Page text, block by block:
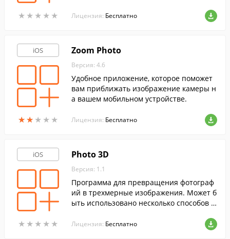
★ ★ ★ ★ ★
★ ★ ★ ★ ★ Лицензия: Бесплатно
iOS
★★ ★ ★ ★
★★ ★ ★ ★
Zoom Photo
Версия: 4.6
Удобное приложение, которое поможет
вам приближать изображение камеры н
а вашем мобильном устройстве.
Лицензия: Бесплатно
iOS
★ ★ ★ ★ ★
★ ★ ★ ★ ★
Photo 3D
Версия: 1.1
Программа для превращения фотограф
ий в трехмерные изображения. Может б
ыть использовано несколько способов и
Лицензия: Бесплатно